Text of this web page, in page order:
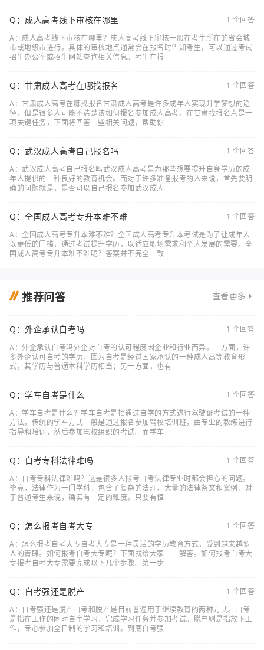
Q：成人高考线下审核在哪里
1 个回答
A：成人高考线下审核在哪里？成人高考线下审核一般在考生所在的省会城
市或地级市进行。具体的审核地点通常会在报名时告知考生，可以通过考试
招生办公室或招生网站查询相关信息。考生在报
Q：甘肃成人高考在哪找报名
1 个回答
A：甘肃成人高考在哪找报名甘肃成人高考是许多成年人实现升学梦想的途
径，但是很多人可能不清楚该如何报名参加成人高考。在甘肃找报名点是一
项关键任务，下面将回答一些相关问题，帮助你
Q：武汉成人高考自己报名吗
1 个回答
A：武汉成人高考自己报名吗武汉成人高考是为那些想要提升自身学历的成
年人提供的一种良好的教育机会。而对于许多准备报考的人来说，首先要明
确的问题就是，是否可以自己报名参加武汉成人
Q：全国成人高考专升本难不难
1 个回答
A：全国成人高考专升本难不难？全国成人高考专升本考试是为了让成年人
以更低的门槛，通过考试提升学历，以适应职场需求和个人发展的需要。全
国成人高考专升本难不难呢？答案并不完全一致
推荐问答 查看更多
Q：外企承认自考吗
1 个回答
A：外企承认自考吗外企对自考的认可程度因企业和行业而异。一方面，许
多外企认可自考的学历，因为自考是经过国家承认的一种成人高等教育形
式，其学历与普通本科学历相当；另一方面，也有
Q：学车自考是什么
1 个回答
A：学车自考是什么？学车自考是指通过自学的方式进行驾驶证考试的一种
方法。传统的学车方式一般是通过报名参加驾校培训班，由专业的教练进行
指导和培训，然后参加驾校组织的考试。而学车
Q：自考专科法律难吗
1 个回答
A：自考专科法律难吗？这是很多人报考自考法律专业时都会担心的问题。
毕竟，法律作为一门学科，包含了复杂的法理、大量的法律条文和案例，对
于普通考生来说，确实有一定的难度。只要有恒
Q：怎么报考自考大专
1 个回答
A：怎么报考自考大专自考大专是一种灵活的学历教育方式，受到越来越多
人的青睐。如何报考自考大专呢？下面就给大家一一解答。如何报考自考大
专报考自考大专需要完成以下几个步骤。第一步
Q：自考强还是脱产
1 个回答
A：自考强还是脱产自考和脱产是目前普遍用于继续教育的两种方式。自考
是指在工作的同时自主学习，完成学习任务并参加考试。脱产则是指放下工
作，专心参加全日制的学习和培训。到底自考强